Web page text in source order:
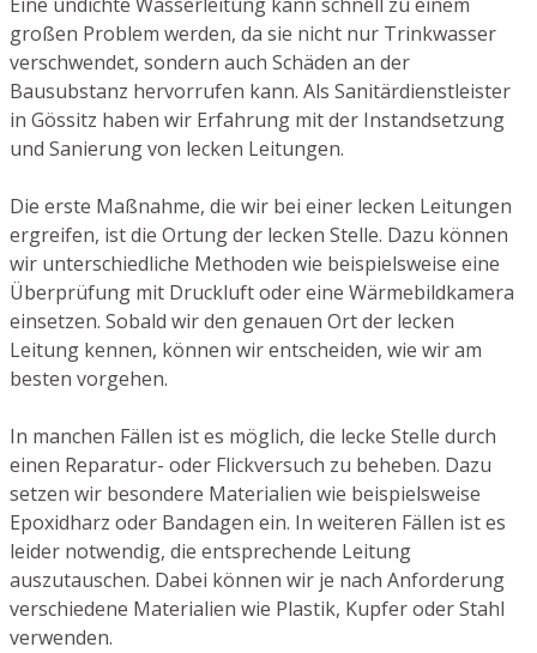
großen Problem werden, da sie nicht nur Trinkwasser
verschwendet, sondern auch Schäden an der
Bausubstanz hervorrufen kann. Als Sanitärdienstleister
in Gössitz haben wir Erfahrung mit der Instandsetzung
und Sanierung von lecken Leitungen.
Die erste Maßnahme, die wir bei einer lecken Leitungen
ergreifen, ist die Ortung der lecken Stelle. Dazu können
wir unterschiedliche Methoden wie beispielsweise eine
Überprüfung mit Druckluft oder eine Wärmebildkamera
einsetzen. Sobald wir den genauen Ort der lecken
Leitung kennen, können wir entscheiden, wie wir am
besten vorgehen.
In manchen Fällen ist es möglich, die lecke Stelle durch
einen Reparatur- oder Flickversuch zu beheben. Dazu
setzen wir besondere Materialien wie beispielsweise
Epoxidharz oder Bandagen ein. In weiteren Fällen ist es
leider notwendig, die entsprechende Leitung
auszutauschen. Dabei können wir je nach Anforderung
verschiedene Materialien wie Plastik, Kupfer oder Stahl
verwenden.